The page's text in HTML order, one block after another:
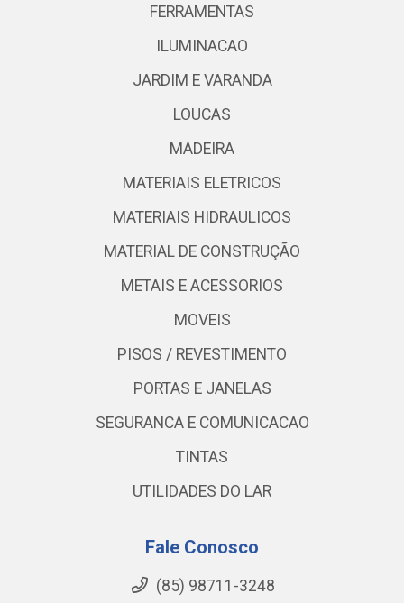
FERRAMENTAS
ILUMINACAO
JARDIM E VARANDA
LOUCAS
MADEIRA
MATERIAIS ELETRICOS
MATERIAIS HIDRAULICOS
MATERIAL DE CONSTRUÇÃO
METAIS E ACESSORIOS
MOVEIS
PISOS / REVESTIMENTO
PORTAS E JANELAS
SEGURANCA E COMUNICACAO
TINTAS
UTILIDADES DO LAR
Fale Conosco
(85) 98711-3248